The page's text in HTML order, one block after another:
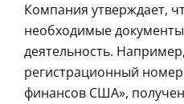
Компания утверждает,
необходимые
деятельность.
регистрационный
финансов США»,